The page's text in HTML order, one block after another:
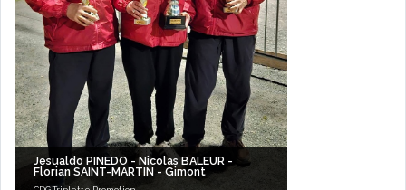
Jesualdo PINEDO - Nicolas BALEUR -
Florian SAINT-MARTIN - Gimont